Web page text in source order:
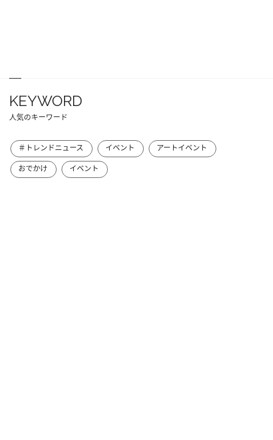
KEYWORD
人気のキーワード
＃トレンドニュース イベント
アートイベント
おでかけ
イベント